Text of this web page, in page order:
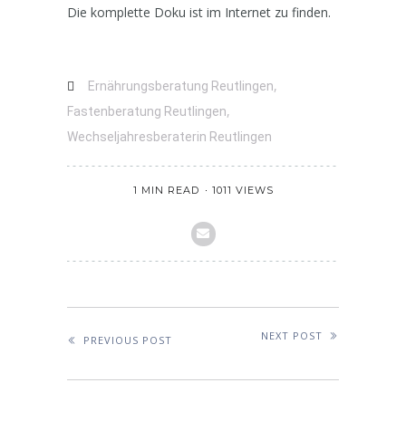
Die komplette Doku ist im Internet zu finden.
Ernährungsberatung Reutlingen,
Fastenberatung Reutlingen,
Wechseljahresberaterin Reutlingen
1 MIN READ 1011 VIEWS
PREVIOUS POST NEXT POST